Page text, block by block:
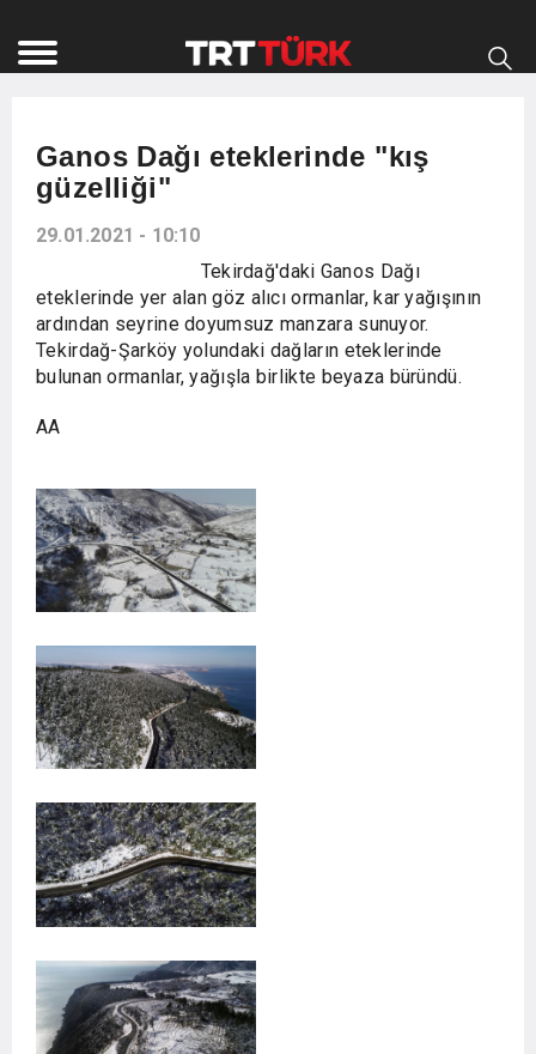
Ganos Dağı eteklerinde "kış
güzelliği"
29.01.2021 - 10:10
Tekirdağ'daki Ganos Dağı
eteklerinde yer alan göz alıcı ormanlar, kar yağışının
ardından seyrine doyumsuz manzara sunuyor.
Tekirdağ-Şarköy yolundaki dağların eteklerinde
bulunan ormanlar, yağışla birlikte beyaza büründü.
AA